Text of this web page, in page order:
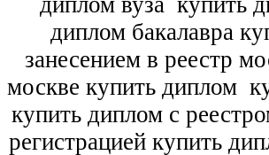
диплом бакалавра
занесением в реестр
москве купить диплом
купить диплом с
регистрацией купить